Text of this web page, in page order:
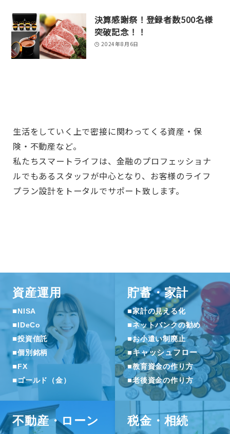
決算感謝祭！登録者数500名様
突破記念！！
2024年8月6日
生活をしていく上で密接に関わってくる資産・保
険・不動産など。
私たちスマートライフは、金融のプロフェッショナ
ルでもあるスタッフが中心となり、お客様のライフ
プラン設計をトータルでサポート致します。
資産運用
■ NISA
■ IDeCo
■投資信託
■個別銘柄
■FX
■ゴールド（金）
貯蓄・家計
■家計の見える化
■ネットバンクの勧め
■お小遣い制廃止
■キャッシュフロー
■教育資金の作り方
■老後資金の作り方
不動産・ローン 税金・相続